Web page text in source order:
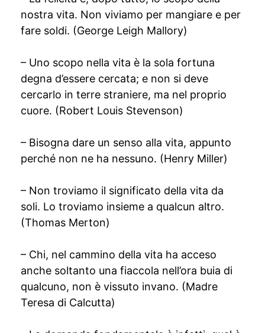
nostra vita. Non viviamo per mangiare e per
fare soldi. (George Leigh Mallory)
– Uno scopo nella vita è la sola fortuna
degna d’essere cercata; e non si deve
cercarlo in terre straniere, ma nel proprio
cuore. (Robert Louis Stevenson)
– Bisogna dare un senso alla vita, appunto
perché non ne ha nessuno. (Henry Miller)
– Non troviamo il significato della vita da
soli. Lo troviamo insieme a qualcun altro.
(Thomas Merton)
– Chi, nel cammino della vita ha acceso
anche soltanto una fiaccola nell’ora buia di
qualcuno, non è vissuto invano. (Madre
Teresa di Calcutta)